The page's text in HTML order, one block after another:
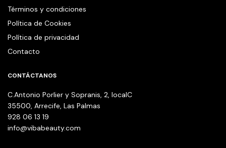
Términos y condiciones
Política de Cookies
Política de privacidad
Contacto
CONTÁCTANOS
C.Antonio Porlier y Sopranis, 2, localC
35500, Arrecife, Las Palmas
928 06 13 19
info@vibabeauty.com